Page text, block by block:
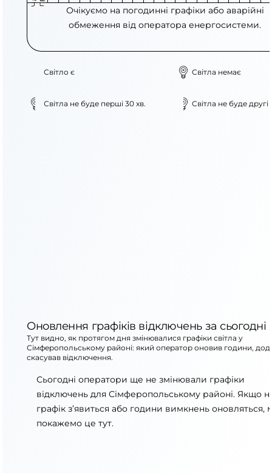
Очікуємо на погодинні графіки або аварійні
обмеження від оператора енергосистеми.
Світло є Світла немає
Світла не буде перші 30 хв. Світла не буде другі
Оновлення графіків відключень за сьогодні
Тут видно, як протягом дня змінювалися графіки світла у
Сімферопольському районі: який оператор оновив години,
скасував відключення.
Сьогодні оператори ще не змінювали графіки
відключень для Сімферопольському районі. Якщо
графік з’явиться або години вимкнень оновляться,
покажемо це тут.